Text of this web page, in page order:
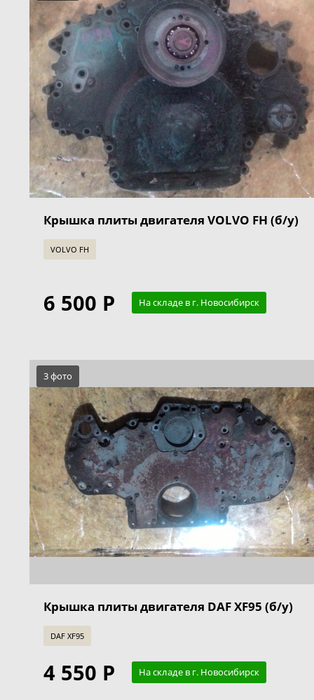
Крышка плиты двигателя VOLVO FH (б/у)
VOLVO FH
6 500 Р На складе в г. Новосибирск
3 фото
Крышка плиты двигателя DAF XF95 (б/у)
DAF XF95
4 550 Р На складе в г. Новосибирск